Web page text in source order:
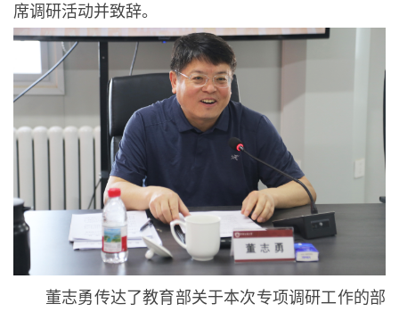
席调研活动并致辞。
董志勇传达了教育部关于本次专项调研工作的部